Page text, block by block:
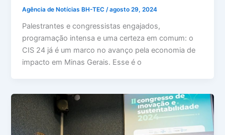
Agência de Notícias BH-TEC /agosto 29, 2024
Palestrantes e congressistas engajados,
programação intensa e uma certeza em comum: o
CIS 24 já é um marco no avanço pela economia de
impacto em Minas Gerais. Esse é o